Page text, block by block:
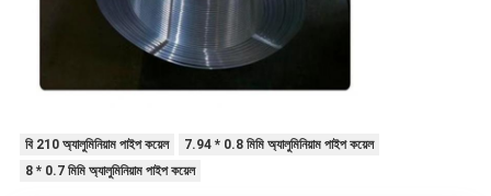
বি 210 অ্যালুমিনিয়াম পাইপ কয়েল
7.94 * 0.8 মিমি অ্যালুমিনিয়াম পাইপ কয়েল
8 * 0.7 মিমি অ্যালুমিনিয়াম পাইপ কয়েল